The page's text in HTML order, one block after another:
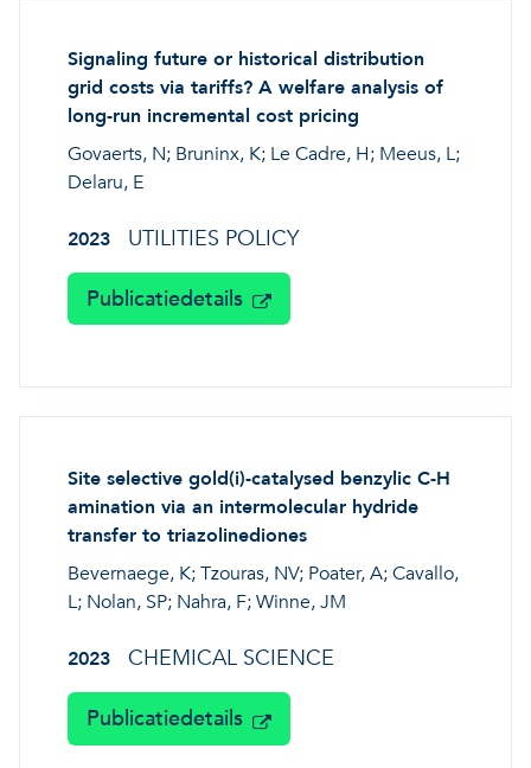
Signaling future or historical distribution
grid costs via tariffs? A welfare analysis of
long-run incremental cost pricing
Govaerts, N; Bruninx, K; Le Cadre, H; Meeus, L;
Delaru, E
2023 UTILITIES POLICY
Publicatiedetails
Site selective gold(i)-catalysed benzylic C-H
amination via an intermolecular hydride
transfer to triazolinediones
Bevernaege, K; Tzouras, NV; Poater, A; Cavallo,
L; Nolan, SP; Nahra, F; Winne, JM
2023 CHEMICAL SCIENCE
Publicatiedetails